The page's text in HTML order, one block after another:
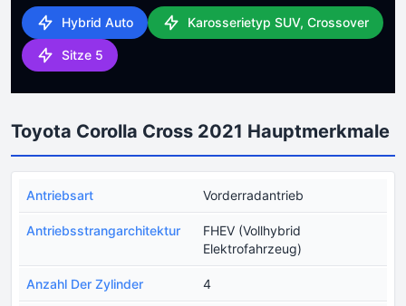
Hybrid Auto Karosserietyp SUV, Crossover
Sitze 5
Toyota Corolla Cross 2021 Hauptmerkmale
Antriebsart Vorderradantrieb
Antriebsstrangarchitektur
FHEV (Vollhybrid
Elektrofahrzeug)
Anzahl Der Zylinder 4